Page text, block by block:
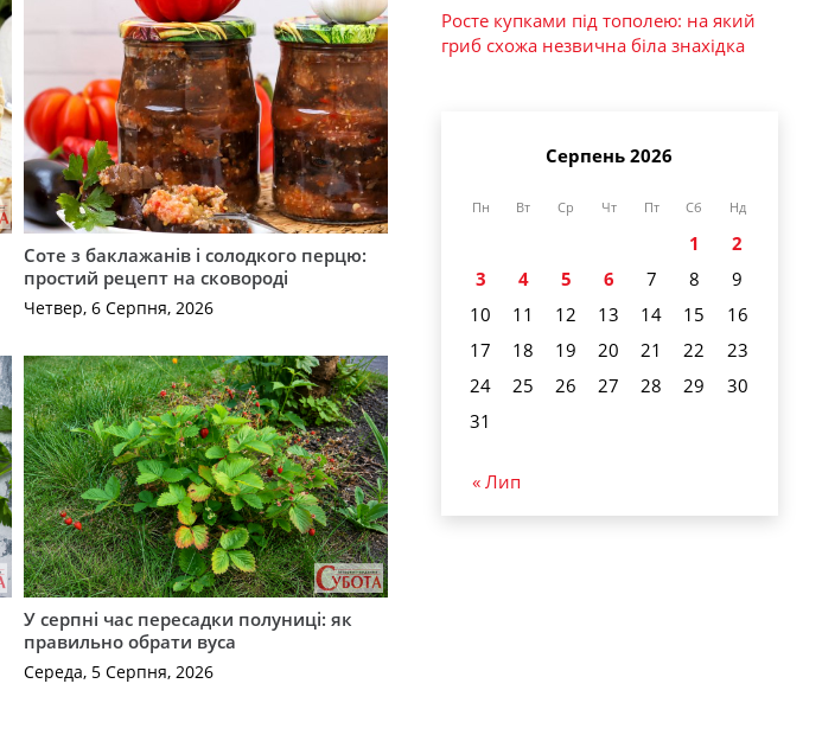
Соте з баклажанів і солодкого перцю:
простий рецепт на сковороді
Четвер, 6 Серпня, 2026
У серпні час пересадки полуниці: як
правильно обрати вуса
Середа, 5 Серпня, 2026
Росте купками під тополею: на який
гриб схожа незвична біла знахідка
Серпень 2026
Пн Вт Ср Чт Пт Сб Нд
1
2
3
4 5 6 7 8
9
10
11 12 13 14 15
16
17
18 19 20 21 22
23
24
25 26 27 28 29
30
31
« Лип